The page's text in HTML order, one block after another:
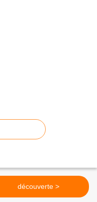
découverte >